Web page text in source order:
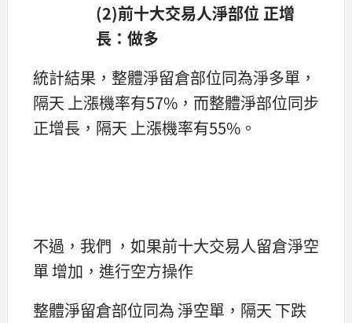
(2)前十大交易人淨部位 正增
長：做多
統計結果，整體淨留倉部位同為淨多單，
隔天 上漲機率有57%，而整體淨部位同步
正增長，隔天 上漲機率有55%。
不過，我們 ，如果前十大交易人留倉淨空
單 增加，進行空方操作
整體淨留倉部位同為 淨空單，隔天 下跌